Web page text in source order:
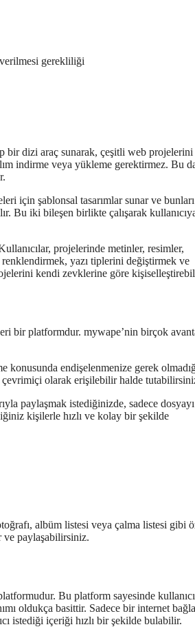
gerekliliği
bir dizi araç sunarak, çeşitli web projelerini
indirme veya yükleme gerektirmez. Bu
için şablonsal tasarımlar sunar ve bunları
Bu iki bileşen birlikte çalışarak
projelerinde metinler, resimler,
yazı tiplerini değiştirmek ve
kendi zevklerine göre
bir platformdur. mywape’nin birçok
konusunda endişelenmenize gerek
olarak erişilebilir halde
paylaşmak istediğinizde, sadece dosyayı
kişilerle hızlı ve kolay bir şekilde
albüm listesi veya çalma listesi gibi
paylaşabilirsiniz.
Bu platform sayesinde
oldukça basittir. Sadece bir internet
istediği içeriği hızlı bir şekilde bulabilir.